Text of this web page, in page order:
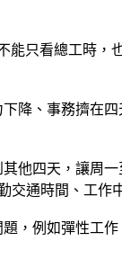
只看總工時
降、事務擠在
他四天，讓周
通時間、工作
例如彈性工